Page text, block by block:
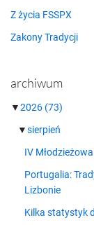
Z życia FSSPX
Zakony Tradycji
archiwum
▼2026 (73)
▼sierpień
IV
Portugalia:
Lizbonie
Kilka statystyk